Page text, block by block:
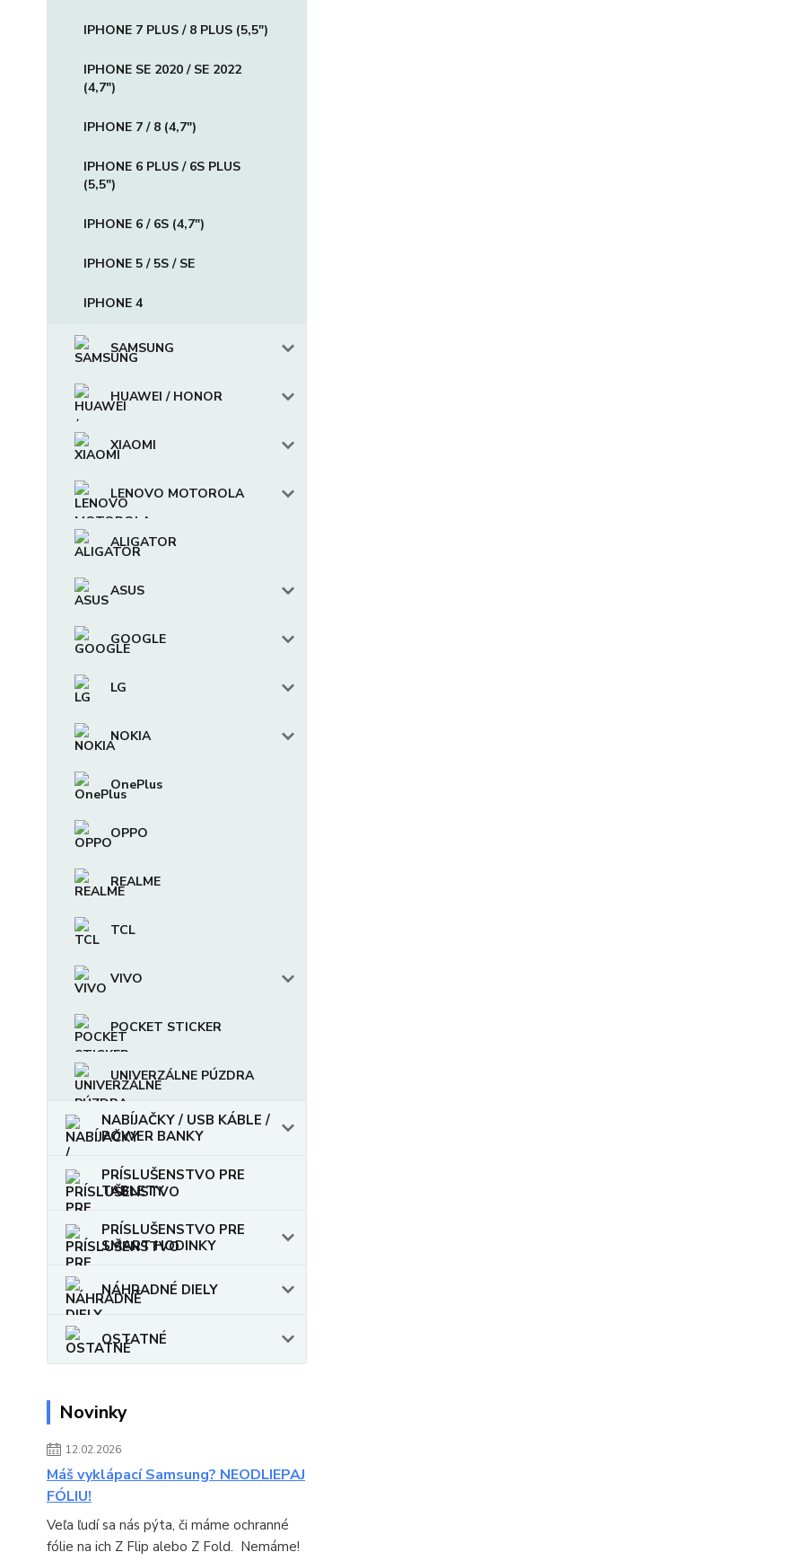
IPHONE 7 PLUS / 8 PLUS (5,5")
IPHONE SE 2020 / SE 2022
(4,7")
IPHONE 7 / 8 (4,7")
IPHONE 6 PLUS / 6S PLUS
(5,5")
IPHONE 6 / 6S (4,7")
IPHONE 5 / 5S / SE
IPHONE 4
SAMSUNG
HUAWEI / HONOR
XIAOMI
LENOVO MOTOROLA
ALIGATOR
ASUS
GOOGLE
LG
NOKIA
OnePlus
OPPO
REALME
TCL
VIVO
POCKET STICKER
UNIVERZÁLNE PÚZDRA
NABÍJAČKY / USB KÁBLE /
POWER BANKY
PRÍSLUŠENSTVO PRE
TABLETY
PRÍSLUŠENSTVO PRE
SMART HODINKY
NÁHRADNÉ DIELY
OSTATNÉ
Novinky
12.02.2026
Máš vyklápací Samsung? NEODLIEPAJ
FÓLIU!
Veľa ľudí sa nás pýta, či máme ochranné
fólie na ich Z Flip alebo Z Fold. Nemáme!